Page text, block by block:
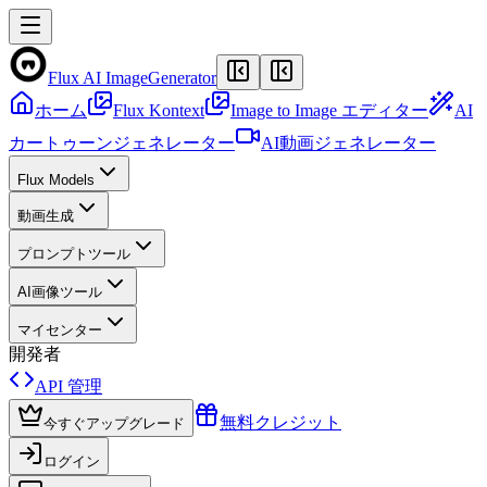
Flux AI ImageGenerator
ホーム
Flux Kontext Image to Image エディター
AI
カートゥーンジェネレーター
AI動画ジェネレーター
Flux Models
動画生成
プロンプトツール
AI画像ツール
マイセンター
開発者
API 管理
今すぐアップグレード 無料クレジット
ログイン